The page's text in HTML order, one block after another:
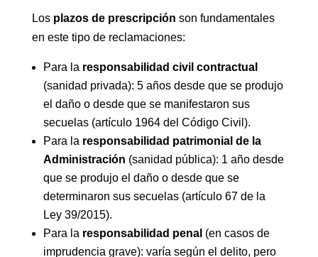
Los plazos de prescripción son fundamentales
en este tipo de reclamaciones:
Para la responsabilidad civil contractual
(sanidad privada): 5 años desde que se produjo
el daño o desde que se manifestaron sus
secuelas (artículo 1964 del Código Civil).
Para la responsabilidad patrimonial de la
Administración (sanidad pública): 1 año desde
que se produjo el daño o desde que se
determinaron sus secuelas (artículo 67 de la
Ley 39/2015).
Para la responsabilidad penal (en casos de
imprudencia grave): varía según el delito, pero